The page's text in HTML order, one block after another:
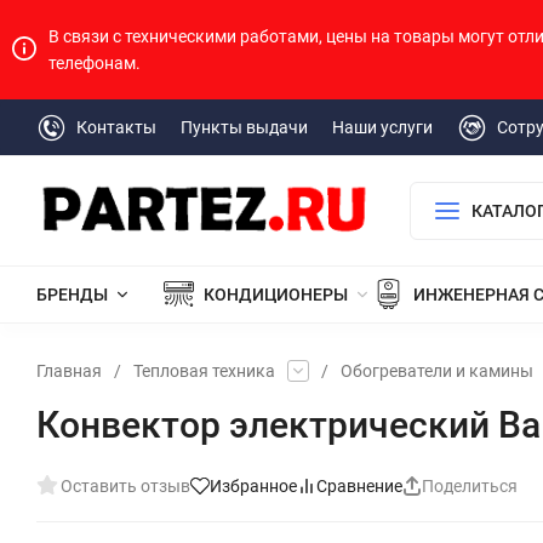
В связи с техническими работами, цены на товары могут
телефонам.
Контакты Пункты выдачи Наши услуги
БРЕНДЫ КОНДИЦИОНЕРЫ ИНЖЕНЕРНАЯ
Главная / Тепловая техника / Обогреватели и камины
Конвектор электрический
Оставить отзыв Избранное Сравнение Поделиться